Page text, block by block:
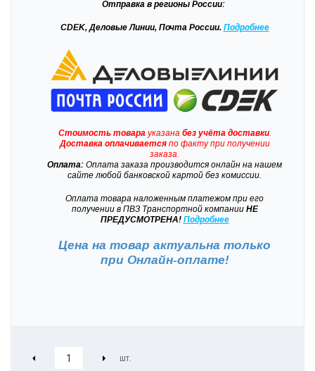
Отправка в регионы России:
CDEK, Деловые Линии, Почта России. Подробнее
Стоимость товарауказана без учёта доставки.
Доставкаоплачиваетсяпо факту при получении
заказа.
Оплата: Оплата заказа производится онлайн на нашем
сайте любой банковской картой без комиссии.
Оплата товара наложенным платежом при его
получении в ПВЗ Транспортной компанииНЕ
ПРЕДУСМОТРЕНА! Подробнее
Цена на товар актуальна только
при Онлайн-оплате!